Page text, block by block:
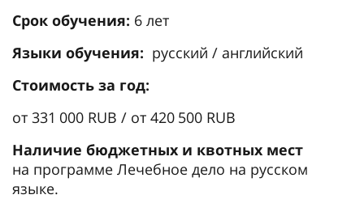
Срок обучения: 6 лет
Языки обучения: русский / английский
Стоимость за год:
от 331 000 RUB / от 420 500 RUB
Наличие бюджетных и квотных мест
на программе Лечебное дело на русском
языке.